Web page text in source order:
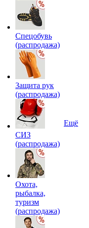
Спецобувь
(распродажа)
Защита рук
(распродажа)
СИЗ
(распродажа)
Охота,
рыбалка,
туризм
(распродажа)
Ещё